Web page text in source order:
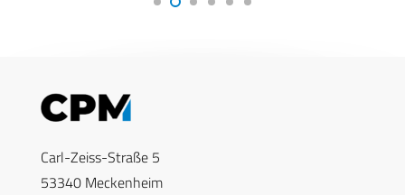
Carl-Zeiss-Straße 5
53340 Meckenheim